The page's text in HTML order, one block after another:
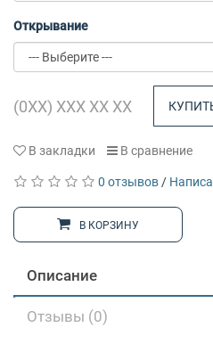
Открывание
В закладки В сравнение
0 отзывов /
В КОРЗИНУ
Описание
Отзывы (0)